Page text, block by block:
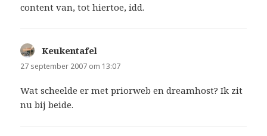
content van, tot hiertoe, idd.
Keukentafel
27 september 2007 om 13:07
Wat scheelde er met priorweb en dreamhost? Ik zit
nu bij beide.